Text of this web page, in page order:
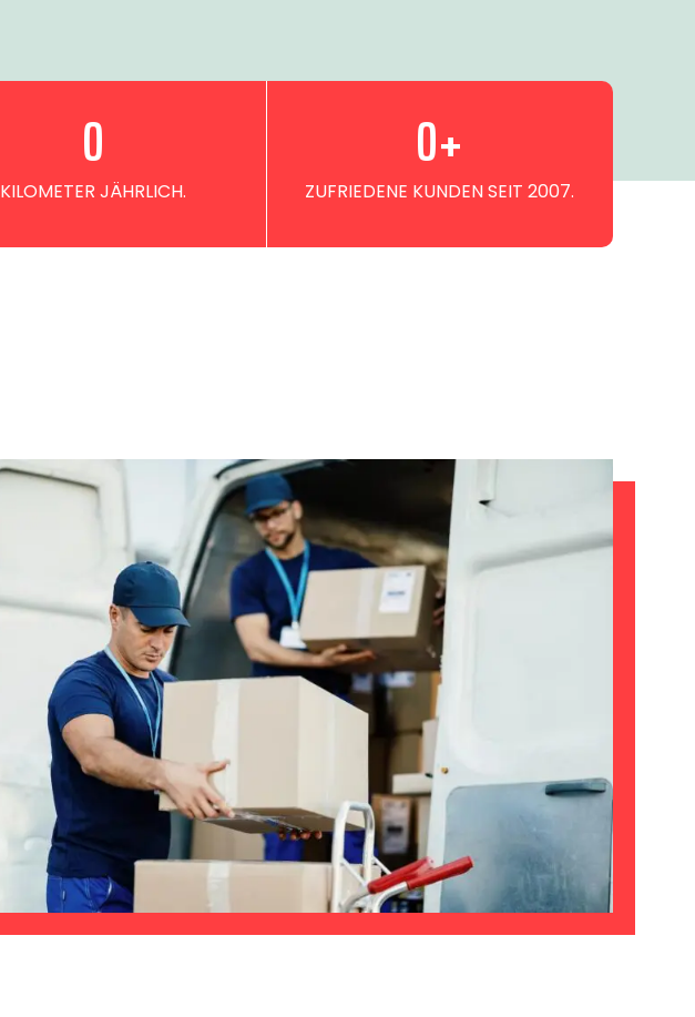
KILOMETER JÄHRLICH.
0
ZUFRIEDENE KUNDEN SEIT 2007.
0+